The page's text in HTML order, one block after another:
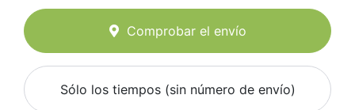
Comprobar el envío
Sólo los tiempos (sin número de envío)